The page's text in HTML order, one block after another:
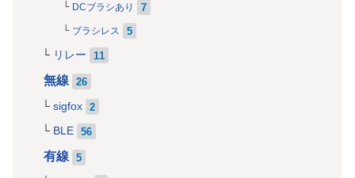
DCブラシあり 7
ブラシレス 5
リレー 11
無線 26
sigfox 2
BLE 56
有線 5